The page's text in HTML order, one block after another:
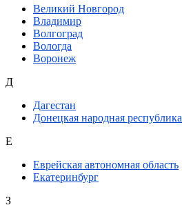
Великий Новгород
Владимир
Волгоград
Вологда
Воронеж
Д
Дагестан
Донецкая народная республика
Е
Еврейская автономная область
Екатеринбург
З